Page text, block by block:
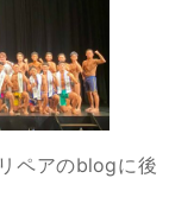
ペアのblogに後